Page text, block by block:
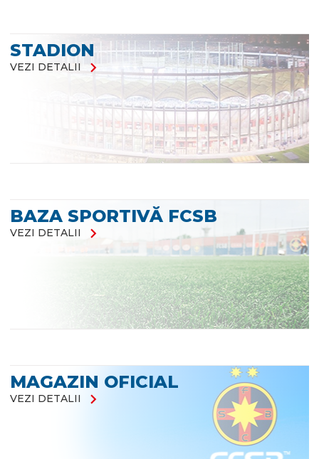
STADION
VEZI DETALII chevron_right
BAZA SPORTIVĂ FCSB
VEZI DETALII chevron_right
MAGAZIN OFICIAL
VEZI DETALII chevron_right